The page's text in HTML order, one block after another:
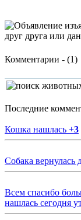
Комментарии - (1)
Последние
Кошка нашлась +3
Собака вернулась
Всем спасибо
нашлась сегодня